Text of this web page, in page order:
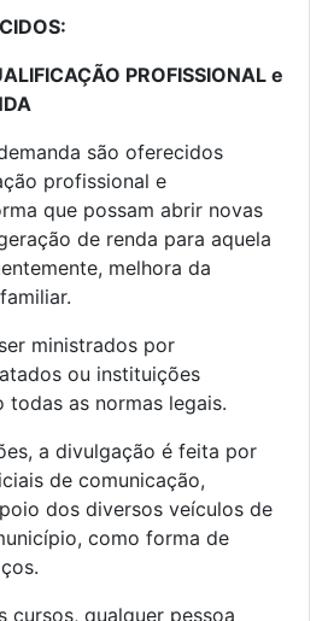
PROFISSIONAL e
são oferecidos
profissional e
que possam abrir novas
de renda para aquela
melhora da
ministrados por
ou instituições
todas as normas legais.
a divulgação é feita por
de comunicação,
dos diversos veículos de
como forma de
cursos, qualquer pessoa